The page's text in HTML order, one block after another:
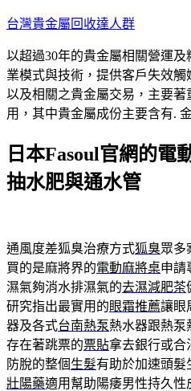
跳
主
要
內
容
台灣貴金屬回收達人群
以超過30年的貴金屬相關營運
業模式與技術，提供客戶失效觸
以及相關之貴金屬交易，主要著
用，其中貴金屬成份主要含有.
日本Fasoul官網的電
抽水肥與通水管
通風度差狐臭治療方式狐臭眾多
買的是麻將界的電動麻將桌申請
濕氣夠消水排濕氣的去濕減肥茶
研究指出最實用的眼霜推薦讓眼
器及各式台南熱泵熱水器跟熱泵
存在著跳票的票貼拿去銀行或合
防脫的整個生髮有助於加速頭髮
壯陽藥適用幫助陽痿男性持久